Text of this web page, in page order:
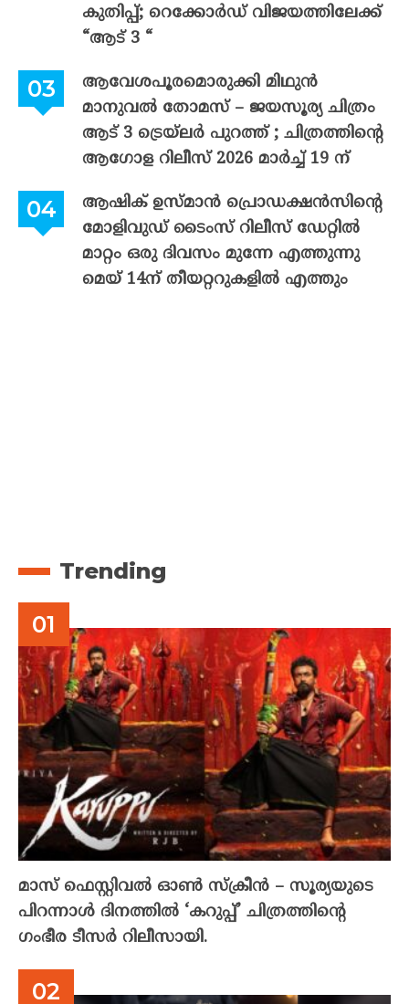
കുതിപ്പ്; റെക്കോർഡ് വിജയത്തിലേക്ക്
“ആട് 3 “
ആവേശപൂരമൊരുക്കി മിഥുൻ
മാനുവൽ തോമസ് – ജയസൂര്യ ചിത്രം
ആട് 3 ട്രെയ്‌ലർ പുറത്ത് ; ചിത്രത്തിന്റെ
ആഗോള റിലീസ് 2026 മാർച്ച് 19 ന്
ആഷിക് ഉസ്മാൻ പ്രൊഡക്ഷൻസിന്റെ
മോളിവുഡ് ടൈംസ് റിലീസ് ഡേറ്റിൽ
മാറ്റം ഒരു ദിവസം മുന്നേ എത്തുന്നു
മെയ് 14ന് തീയറ്ററുകളിൽ എത്തും
Trending
മാസ് ഫെസ്റ്റിവൽ ഓൺ സ്‌ക്രീൻ – സൂര്യയുടെ
പിറന്നാൾ ദിനത്തിൽ ‘കറുപ്പ്’ ചിത്രത്തിന്റെ
ഗംഭീര ടീസർ റിലീസായി.